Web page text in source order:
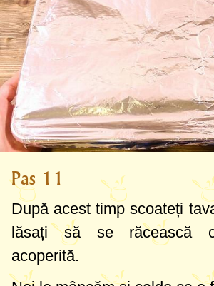
Pas 11
După acest timp scoateți
lăsați să se răcească
acoperită.